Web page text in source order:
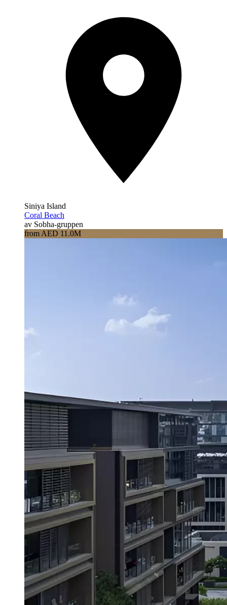
Siniya Island
Coral Beach
av Sobha-gruppen
from AED 11.0M